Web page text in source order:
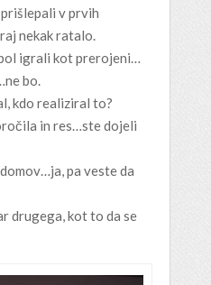
v prvih
nekak ratalo.
igrali kot prerojeni…
bo.
kdo realiziral to?
in res…ste dojeli
pa veste da
drugega, kot to da se